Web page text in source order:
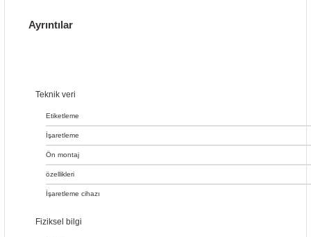
Ayrıntılar
Teknik veri
Etiketleme
İşaretleme
Ön montaj
özellikleri
İşaretleme cihazı
Fiziksel bilgi